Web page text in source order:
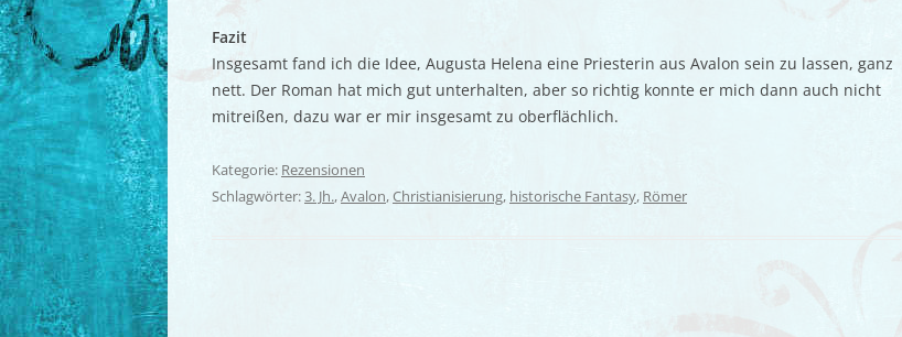
Fazit
Insgesamt fand ich die Idee, Augusta Helena eine Priesterin aus Avalon sein zu lassen, ganz
nett. Der Roman hat mich gut unterhalten, aber so richtig konnte er mich dann auch nicht
mitreißen, dazu war er mir insgesamt zu oberflächlich.
Kategorie: Rezensionen
Schlagwörter:3. Jh.,Avalon,Christianisierung, historische Fantasy, Römer